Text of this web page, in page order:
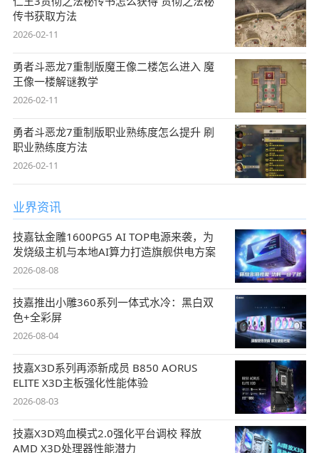
传书获取方法
2026-02-11
勇者斗恶龙7重制版魔王像二楼怎么进入 魔
王像一楼解谜教学
2026-02-11
勇者斗恶龙7重制版职业熟练度怎么提升 刷
职业熟练度方法
2026-02-11
业界资讯
技嘉钛金雕1600PG5 AI TOP电源来袭，为
发烧级主机与本地AI算力打造旗舰供电方案
2026-08-08
技嘉推出小雕360系列一体式水冷：黑白双
色+全彩屏
2026-08-04
技嘉X3D系列再添新成员 B850 AORUS
ELITE X3D主板强化性能体验
2026-08-03
技嘉X3D鸡血模式2.0强化平台调校 释放
AMD X3D处理器性能潜力